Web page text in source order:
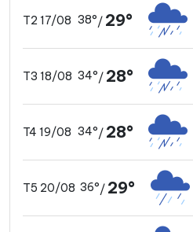
T2 17/08 38°/ 29°
T3 18/08 34°/ 28°
T4 19/08 34°/ 28°
T5 20/08 36°/ 29°